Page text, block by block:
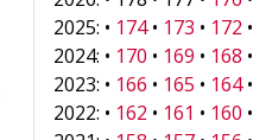
2025: • 174• 173 • 172 •
2024: • 170 • 169 • 168 •
2023: • 166 • 165 • 164•
2022: • 162 • 161 • 160 •